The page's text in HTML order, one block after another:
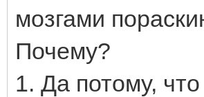
мозгами
Почему?
1. Да потому,